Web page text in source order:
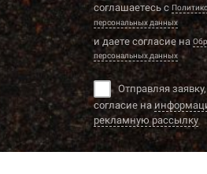
соглашаетесь с
персональных данных
и даете согласие на
персональных данных
Отправляя
согласие на
рекламную рассылку